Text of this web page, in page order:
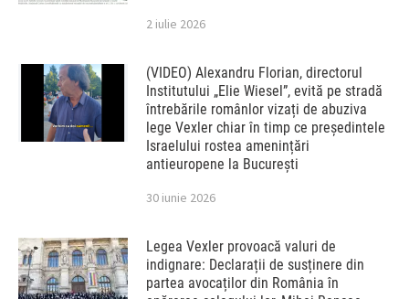
2 iulie 2026
(VIDEO) Alexandru Florian, directorul
Institutului „Elie Wiesel”, evită pe stradă
întrebările românlor vizați de abuziva
lege Vexler chiar în timp ce președintele
Israelului rostea amenințări
antieuropene la București
30 iunie 2026
Legea Vexler provoacă valuri de
indignare: Declarații de susținere din
partea avocaților din România în